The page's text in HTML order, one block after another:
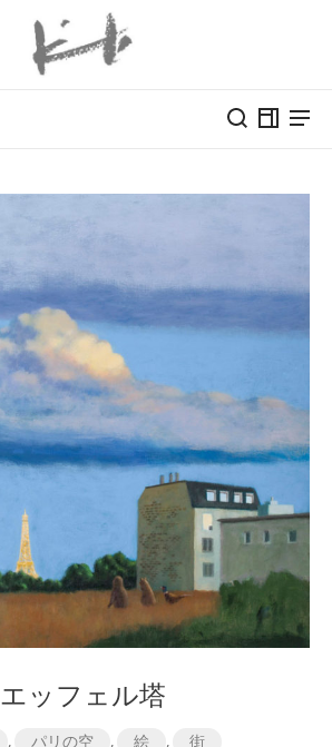
エッフェル塔
, パリの空 , 絵 , 街